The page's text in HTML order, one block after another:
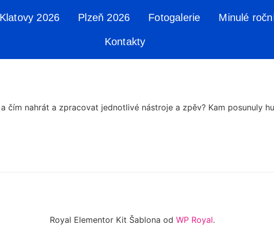
Klatovy 2026 Plzeň 2026 Fotogalerie Minulé
Kontakty
čím nahrát a zpracovat jednotlivé nástroje a zpěv? Kam posunuly
Royal Elementor Kit Šablona od WP Royal.